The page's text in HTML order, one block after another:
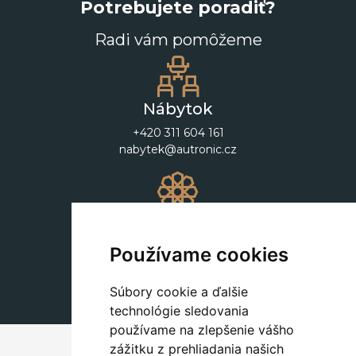
Používame cookies
Súbory cookie a ďalšie
technológie sledovania
používame na zlepšenie vášho
zážitku z prehliadania našich
Potrebujete poradiť?
Radi vám pomôžeme
Nábytok
+420 311 604 161
nabytek@autronic.cz
+420 311 604 182
dekorace@autronic.cz